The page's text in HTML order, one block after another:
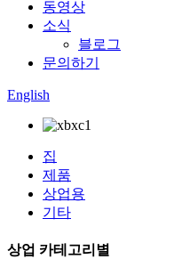
동영상
소식
블로그
문의하기
English
집
제품
상업용
기타
상업 카테고리별